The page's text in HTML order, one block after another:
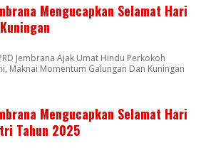
Mengucapkan Selamat Hari
Jembrana Ajak Umat Hindu Perkokoh
Maknai Momentum Galungan Dan Kuningan
Mengucapkan Selamat Hari
Tahun 2025